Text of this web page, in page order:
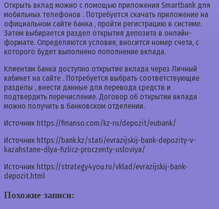
Открыть вклад можно с помощью приложения Smartbank для
мобильных телефонов . Потребуется скачать приложение на
официальном сайте банка , пройти регистрацию в системе.
Затем выбирается раздел открытия депозита в онлайн-
формате. Определяются условия, вносится номер счета, с
которого будет выполнено пополнение вклада.
Клиентам банка доступно открытие вклада через Личный
кабинет на сайте . Потребуется выбрать соответствующие
разделы , внести данные для перевода средств и
подтвердить перечисление. Договор об открытии вклада
можно получить в банковском отделении.
Источник https://finanso.com/kz-ru/depozit/eubank/
Источник https://bank.kz/stati/evrazijskij-bank-depozity-v-
kazahstane-dlya-fizlicz-proczenty-usloviya/
Источник https://strategy4you.ru/vklad/evrazijskij-bank-
depozit.html
Похожие записи: